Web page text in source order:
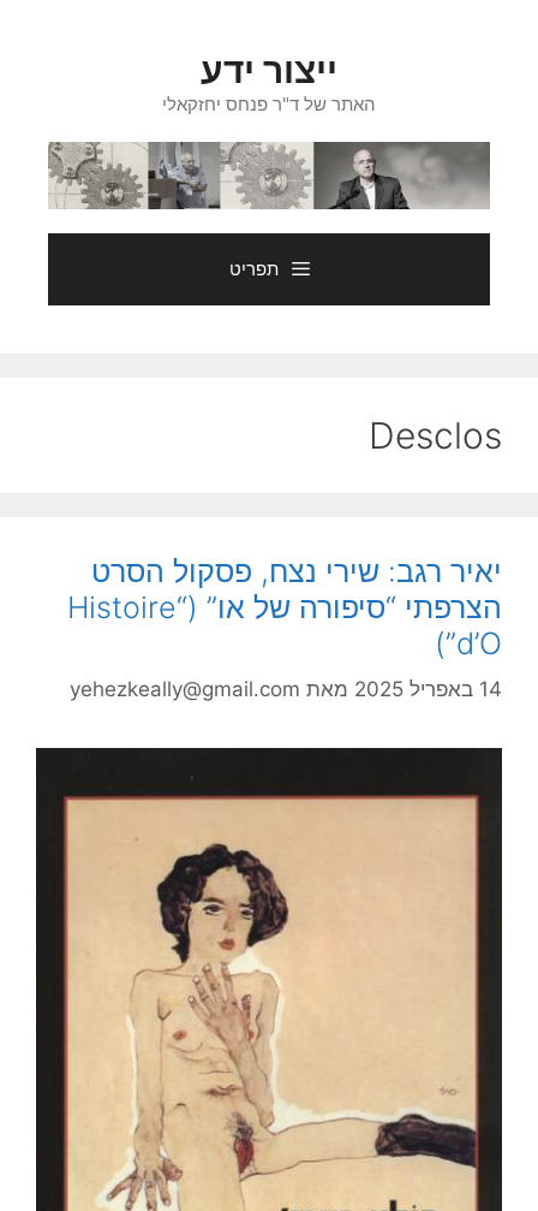
ייצור ידע
האתר של ד"ר פנחס יחזקאלי
תפריט
Desclos
יאיר רגב: שירי נצח, פסקול הסרט
הצרפתי “סיפורה של או” (“Histoire
d’O”)
14 באפריל 2025 מאת yehezkeally@gmail.com